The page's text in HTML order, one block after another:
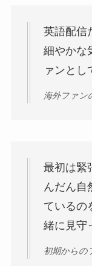
英語配信
細やかな
ァンとし
海外ファン
最初は緊
んだん自
ているの
緒に見守
初期からの